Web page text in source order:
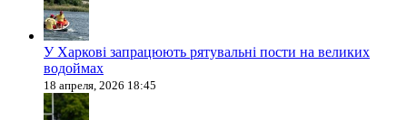
У Харкові запрацюють рятувальні пости на великих
водоймах
18 апреля, 2026 18:45